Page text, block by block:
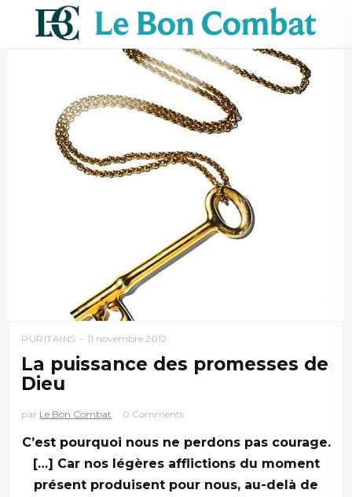
PURITAINS 11 novembre 2012
La puissance des promesses de
Dieu
par Le Bon Combat 0 Comments
C’est pourquoi nous ne perdons pas courage.
[…] Car nos légères afflictions du moment
présent produisent pour nous, au-delà de